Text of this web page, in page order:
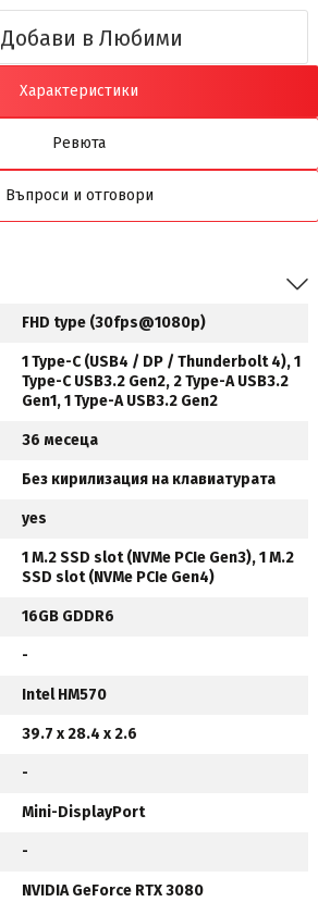
Добави в Любими
Характеристики
Ревюта
Въпроси и отговори
FHD type (30fps@1080p)
1 Type-C (USB4 / DP / Thunderbolt 4), 1
Type-C USB3.2 Gen2, 2 Type-A USB3.2
Gen1, 1 Type-A USB3.2 Gen2
36 месеца
Без кирилизация на клавиатурата
yes
1 M.2 SSD slot (NVMe PCIe Gen3), 1 M.2
SSD slot (NVMe PCIe Gen4)
16GB GDDR6
-
Intel HM570
39.7 x 28.4 x 2.6
-
Mini-DisplayPort
-
NVIDIA GeForce RTX 3080